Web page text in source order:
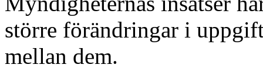
större förändringar i
mellan dem.